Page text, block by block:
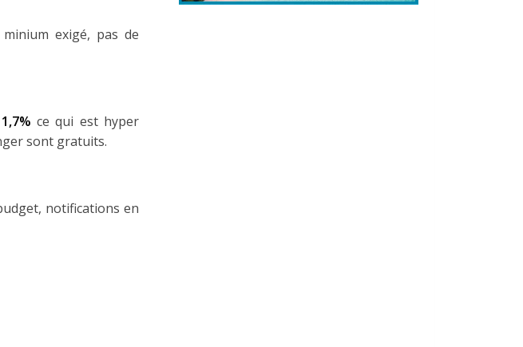
exigé, pas de
ce qui est hyper
sont gratuits.
notifications en